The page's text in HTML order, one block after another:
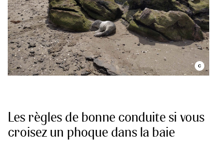
Les règles de bonne conduite si vous
croisez un phoque dans la baie